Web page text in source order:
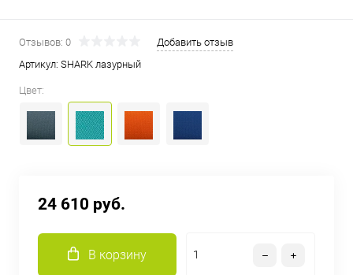
Отзывов: 0
Добавить отзыв
Артикул: SHARK лазурный
Цвет:
24 610 руб.
В корзину